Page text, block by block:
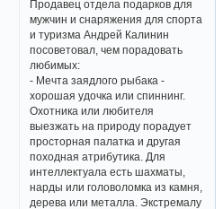
точно незаменим.
На третьем - подарки по
увлечениям.
Продавец отдела подарков для
мужчин и снаряжения для спорта
и туризма Андрей Калинин
посоветовал, чем порадовать
любимых:
- Мечта заядлого рыбака -
хорошая удочка или спиннинг.
Охотника или любителя
выезжать на природу порадует
просторная палатка и другая